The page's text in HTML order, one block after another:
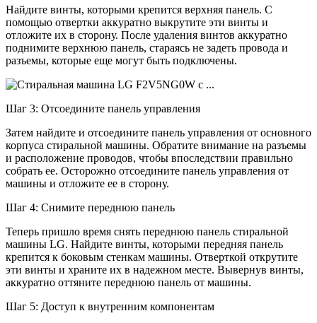
Найдите винты, которыми крепится верхняя панель. С
помощью отвертки аккуратно выкрутите эти винты и
отложите их в сторону. После удаления винтов аккуратно
поднимите верхнюю панель, стараясь не задеть провода и
разъемы, которые еще могут быть подключены.
Шаг 3: Отсоедините панель управления
Затем найдите и отсоедините панель управления от основного
корпуса стиральной машины. Обратите внимание на разъемы
и расположение проводов, чтобы впоследствии правильно
собрать ее. Осторожно отсоедините панель управления от
машины и отложите ее в сторону.
Шаг 4: Снимите переднюю панель
Теперь пришло время снять переднюю панель стиральной
машины LG. Найдите винты, которыми передняя панель
крепится к боковым стенкам машины. Отверткой открутите
эти винты и храните их в надежном месте. Вывернув винты,
аккуратно оттяните переднюю панель от машины.
Шаг 5: Доступ к внутренним компонентам